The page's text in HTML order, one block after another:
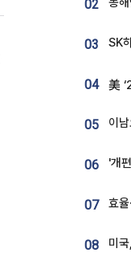
02
03
04
05
06
07
08